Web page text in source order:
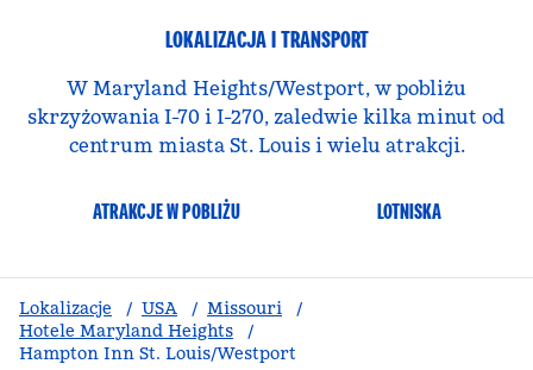
LOKALIZACJA I TRANSPORT
W Maryland Heights/Westport, w pobliżu
skrzyżowania I-70 i I-270, zaledwie kilka minut od
centrum miasta St. Louis i wielu atrakcji.
ATRAKCJE W POBLIŻU LOTNISKA
Lokalizacje / USA / Missouri
/
Hotele Maryland Heights
/
Hampton Inn St. Louis/Westport